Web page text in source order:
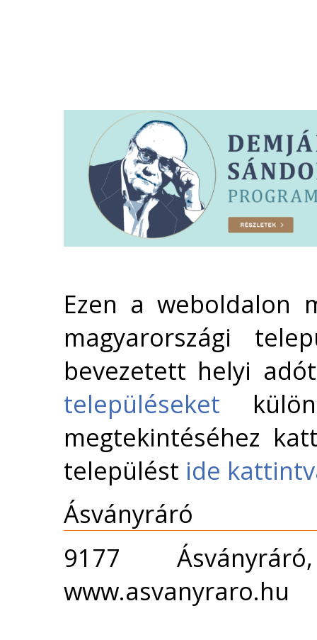
Ezen a weboldalon
magyarországi
bevezetett helyi
településeket
megtekintéséhez
települést ide
Ásványráró
9177
www.asvanyraro.hu